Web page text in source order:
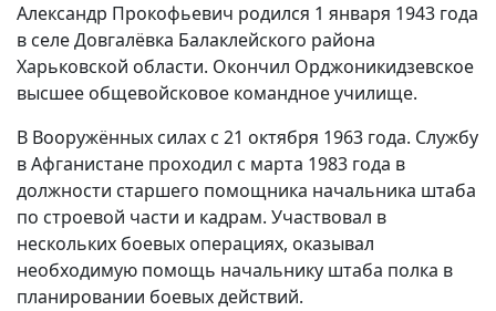
Александр Прокофьевич родился 1 января 1943 года
в селе Довгалёвка Балаклейского района
Харьковской области. Окончил Орджоникидзевское
высшее общевойсковое командное училище.
В Вооружённых силах с 21 октября 1963 года. Службу
в Афганистане проходил с марта 1983 года в
должности старшего помощника начальника штаба
по строевой части и кадрам. Участвовал в
нескольких боевых операциях, оказывал
необходимую помощь начальнику штаба полка в
планировании боевых действий.